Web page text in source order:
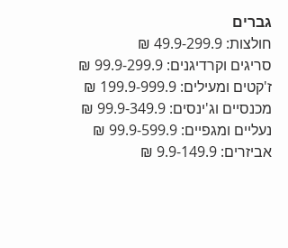
גברים
חולצות: 49.9-299.9 ₪
סריגים וקרדיגנים: 99.9-299.9 ₪
ז'קטים ומעילים: 199.9-999.9 ₪
מכנסיים וג'ינסים: 99.9-349.9 ₪
נעליים ומגפיים: 99.9-599.9 ₪
אביזרים: 9.9-149.9 ₪